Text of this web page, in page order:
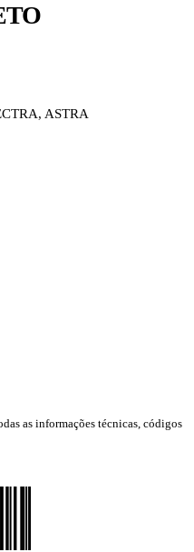
ASTRA
as informações técnicas, códigos